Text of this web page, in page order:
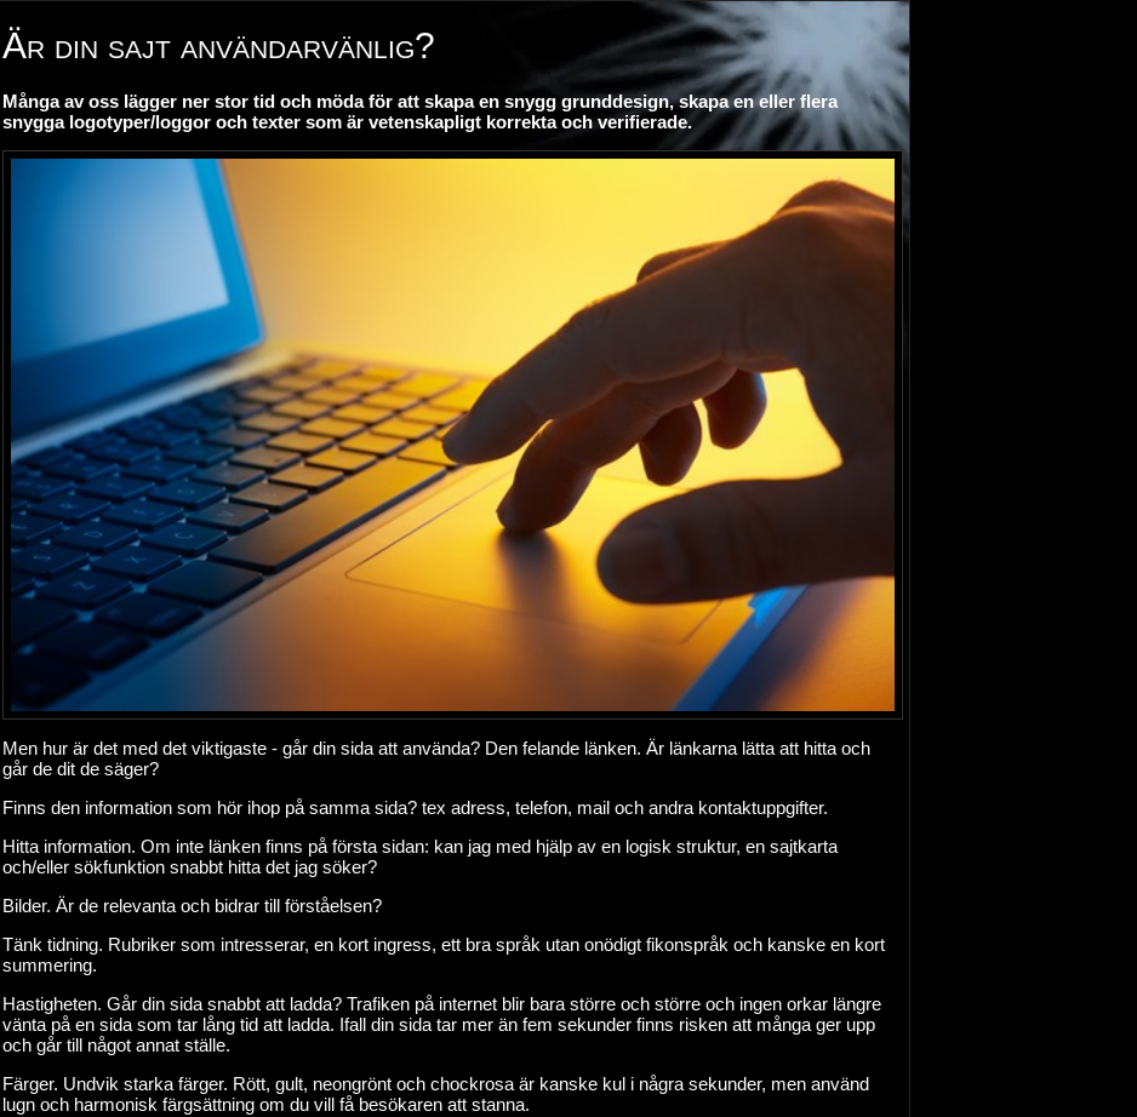
Är din sajt användarvänlig?
Många av oss lägger ner stor tid och möda för att skapa en snygg grunddesign, skapa en eller flera
snygga logotyper/loggor och texter som är vetenskapligt korrekta och verifierade.
Men hur är det med det viktigaste - går din sida att använda? Den felande länken. Är länkarna lätta att hitta och
går de dit de säger?
Finns den information som hör ihop på samma sida? tex adress, telefon, mail och andra kontaktuppgifter.
Hitta information. Om inte länken finns på första sidan: kan jag med hjälp av en logisk struktur, en sajtkarta
och/eller sökfunktion snabbt hitta det jag söker?
Bilder. Är de relevanta och bidrar till förståelsen?
Tänk tidning. Rubriker som intresserar, en kort ingress, ett bra språk utan onödigt fikonspråk och kanske en kort
summering.
Hastigheten. Går din sida snabbt att ladda? Trafiken på internet blir bara större och större och ingen orkar längre
vänta på en sida som tar lång tid att ladda. Ifall din sida tar mer än fem sekunder finns risken att många ger upp
och går till något annat ställe.
Färger. Undvik starka färger. Rött, gult, neongrönt och chockrosa är kanske kul i några sekunder, men använd
lugn och harmonisk färgsättning om du vill få besökaren att stanna.